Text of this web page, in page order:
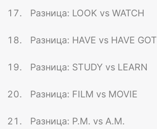
Разница: LOOK vs WATCH
Разница: HAVE vs HAVE GOT
Разница: STUDY vs LEARN
Разница: FILM vs MOVIE
Разница: P.M. vs A.M.